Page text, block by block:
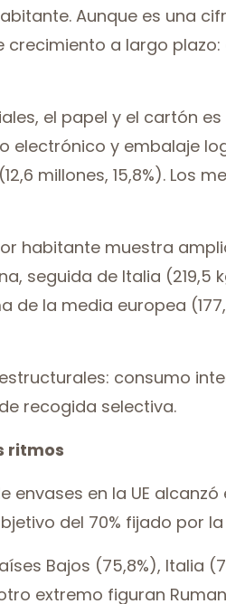
Aunque es una
a largo
el papel y el cartón
y embalaje
millones, 15,8%).
habitante muestra
seguida de Italia (219,5
la media europea
consumo
recogida selectiva.
ritmos
en la UE
del 70% fijado por
Bajos (75,8%), Italia
extremo figuran